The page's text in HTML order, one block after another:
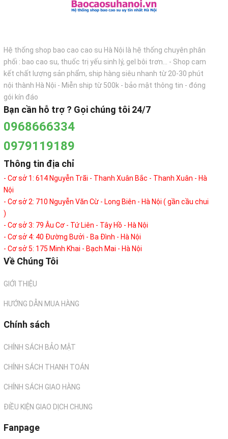
Hệ thống shop bao cao cao su Hà Nội là hệ thống chuyên phân
phối : bao cao su, thuốc trị yếu sinh lý, gel bôi trơn... - Shop cam
kết chất lượng sản phẩm, ship hàng siêu nhanh từ 20-30 phút
nội thành Hà Nội - Miễn ship từ 500k - bảo mật thông tin - đóng
gói kín đáo
Bạn cần hỗ trợ ? Gọi chúng tôi 24/7
0968666334
0979119189
Thông tin địa chỉ
- Cơ sở 1: 614 Nguyễn Trãi - Thanh Xuân Bắc - Thanh Xuân - Hà
Nội
- Cơ sở 2: 710 Nguyễn Văn Cừ - Long Biên - Hà Nội ( gần cầu chui
)
- Cơ sở 3: 79 Âu Cơ - Tứ Liên - Tây Hồ - Hà Nội
- Cơ sở 4: 40 Đường Bưởi - Ba Đình - Hà Nội
- Cơ sở 5: 175 Minh Khai - Bạch Mai - Hà Nội
Về Chúng Tôi
GIỚI THIỆU
HƯỚNG DẪN MUA HÀNG
Chính sách
CHÍNH SÁCH BẢO MẬT
CHÍNH SÁCH THANH TOÁN
CHÍNH SÁCH GIAO HÀNG
ĐIỀU KIỆN GIAO DỊCH CHUNG
Fanpage